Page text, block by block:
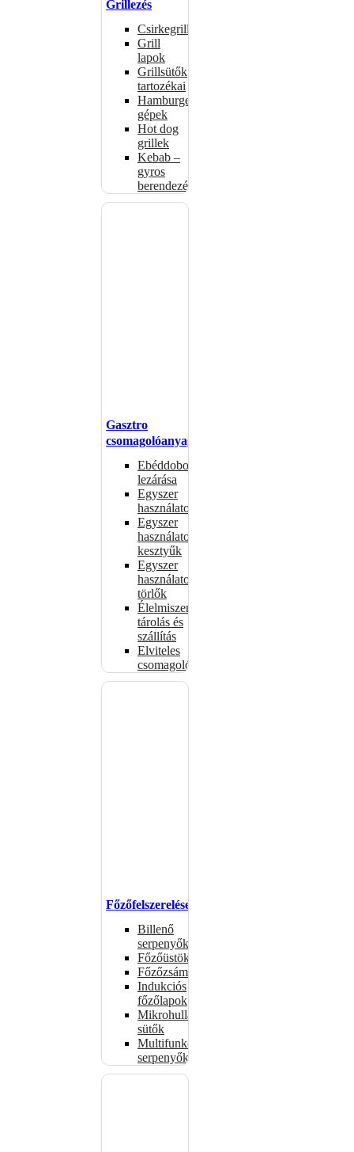
Grillezés
Csirkegrillek
Grill
lapok
Grillsütők
tartozékai
Hamburgerformázó
gépek
Hot dog
grillek
Kebab –
gyros
berendezés
Gasztro
csomagolóanyagok
Ebéddobozok
lezárása
Egyszer
használatos
Egyszer
használatos
kesztyűk
Egyszer
használatos
törlők
Élelmiszer-
tárolás és
szállítás
Elviteles
csomagolóanyagok
Főzőfelszerelések
Billenő
serpenyők
Főzőüstök
Főzőzsámolyok
Indukciós
főzőlapok
Mikrohullámú
sütők
Multifunkciós
serpenyők